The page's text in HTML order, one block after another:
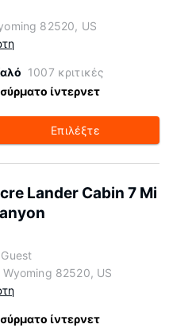
82520, US
1007 κριτικές
ίντερνετ
Επιλέξτε
Lander Cabin 7 Mi
82520, US
ίντερνετ